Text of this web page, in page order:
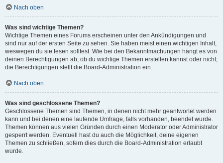
Nach oben
Was sind wichtige Themen?
Wichtige Themen eines Forums erscheinen unter den Ankündigungen und
sind nur auf der ersten Seite zu sehen. Sie haben meist einen wichtigen Inhalt,
weswegen du sie lesen solltest. Wie bei den Bekanntmachungen hängt es von
deinen Berechtigungen ab, ob du wichtige Themen erstellen kannst oder nicht;
die Berechtigungen stellt die Board-Administration ein.
Nach oben
Was sind geschlossene Themen?
Geschlossene Themen sind Themen, in denen nicht mehr geantwortet werden
kann und bei denen eine laufende Umfrage, falls vorhanden, beendet wurde.
Themen können aus vielen Gründen durch einen Moderator oder Administrator
gesperrt werden. Eventuell hast du auch die Möglichkeit, deine eigenen
Themen zu schließen, sofern dies durch die Board-Administration erlaubt
wurde.